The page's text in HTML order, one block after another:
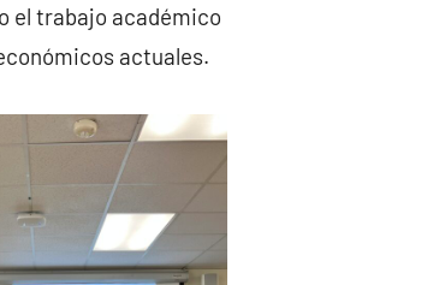
el trabajo académico
actuales.